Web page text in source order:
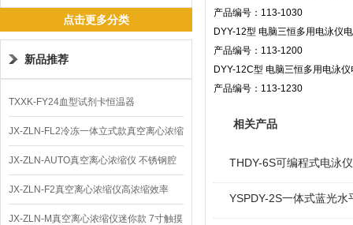
点击更多分类
新品推荐
TXXK-FY24血型试剂卡恒温器
JX-ZLN-FL2冷冻一体立式款真空离心浓缩
仪 低温功能
JX-ZLN-AUTO真空离心浓缩仪 不锈钢腔
体
JX-ZLN-F2真空离心浓缩仪高浓缩效率
JX-ZLN-M真空离心浓缩仪迷你款 7寸触摸
产品编号： 113-1030
DYY-12型 电脑三恒多用电泳仪
产品编号： 113-1200
DYY-12C型 电脑三恒多用电泳仪
产品编号： 113-1230
相关产品
THDY-6S可编程式电泳
YSPDY-2S一体式蓝光水